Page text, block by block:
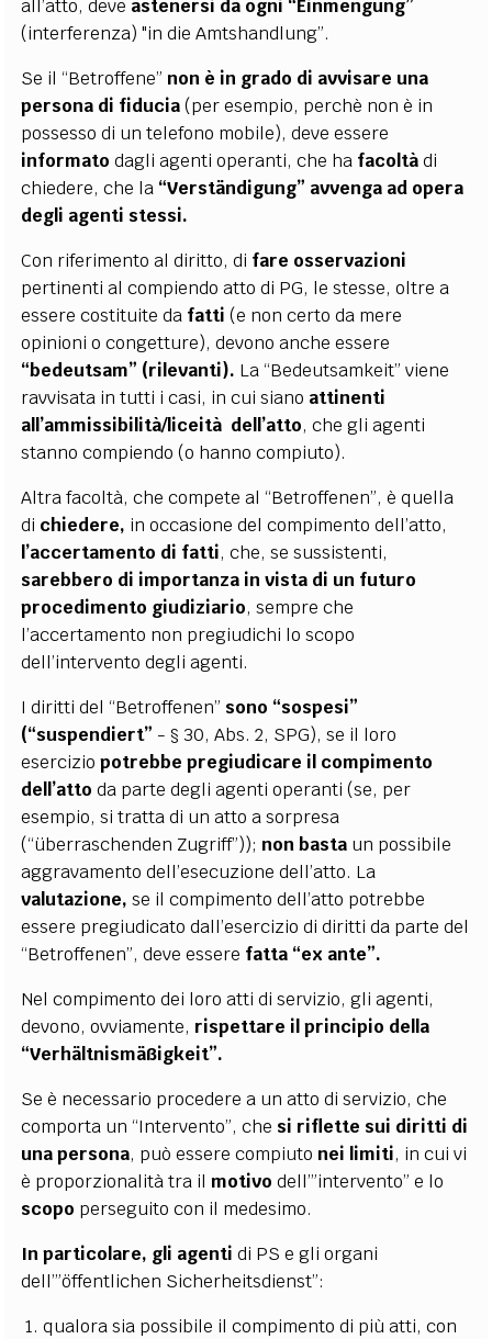
all’atto, deve astenersi da ogni “Einmengung”
(interferenza) "in die Amtshandlung”.
Se il “Betroffene” non è in grado di avvisare una
persona di fiducia(per esempio, perchè non è in
possesso di un telefono mobile), deve essere
informato dagli agenti operanti, che ha facoltàdi
chiedere, che la “Verständigung” avvenga ad opera
degli agenti stessi.
Con riferimento al diritto, di fare osservazioni
pertinenti al compiendo atto di PG, le stesse, oltre a
essere costituite da fatti (e non certo da mere
opinioni o congetture), devono anche essere
“bedeutsam” (rilevanti). La “Bedeutsamkeit” viene
ravvisata in tutti i casi, in cui siano attinenti
all’ammissibilità/liceità dell’atto, che gli agenti
stanno compiendo (o hanno compiuto).
Altra facoltà, che compete al “Betroffenen”, è quella
di chiedere, in occasione del compimento dell’atto,
l’accertamento di fatti, che, se sussistenti,
sarebbero di importanza in vista di un futuro
procedimento giudiziario, sempre che
l’accertamento non pregiudichi lo scopo
dell’intervento degli agenti.
I diritti del “Betroffenen” sono “sospesi”
(“suspendiert” - § 30, Abs. 2, SPG), se il loro
eserciziopotrebbe pregiudicare il compimento
dell’atto da parte degli agenti operanti (se, per
esempio, si tratta di un atto a sorpresa
(“überraschenden Zugriff”)); non basta un possibile
aggravamento dell’esecuzione dell’atto. La
valutazione, se il compimento dell’atto potrebbe
essere pregiudicato dall’esercizio di diritti da parte del
“Betroffenen”, deve essere fatta “ex ante”.
Nel compimento dei loro atti di servizio, gli agenti,
devono, ovviamente, rispettare il principio della
“Verhältnismäßigkeit”.
Se è necessario procedere a un atto di servizio, che
comporta un “Intervento”, che si riflette sui diritti di
una persona, può essere compiuto nei limiti, in cui vi
è proporzionalità tra il motivo dell’”intervento” e lo
scopo perseguito con il medesimo.
In particolare, gli agenti di PS e gli organi
dell’”öffentlichen Sicherheitsdienst”:
qualora sia possibile il compimento di più atti, con